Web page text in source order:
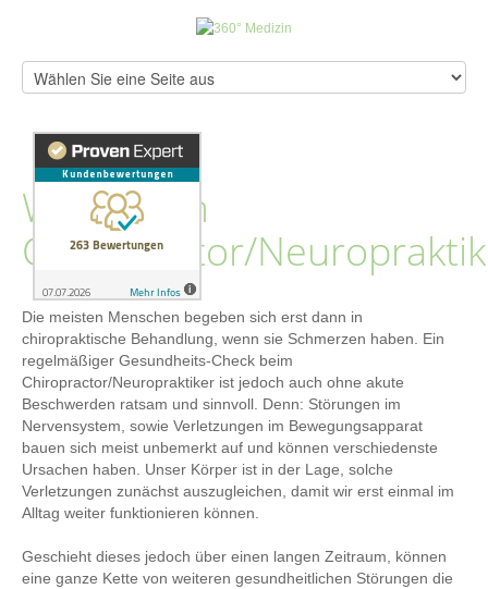
Wann zum
Chiropractor/
Die meisten Menschen begeben sich erst dann in
chiropraktische Behandlung, wenn sie Schmerzen haben. Ein
regelmäßiger Gesundheits-Check beim
Chiropractor/Neuropraktiker ist jedoch auch ohne akute
Beschwerden ratsam und sinnvoll. Denn: Störungen im
Nervensystem, sowie Verletzungen im Bewegungsapparat
bauen sich meist unbemerkt auf und können verschiedenste
Ursachen haben. Unser Körper ist in der Lage, solche
Verletzungen zunächst auszugleichen, damit wir erst einmal im
Alltag weiter funktionieren können.
Geschieht dieses jedoch über einen langen Zeitraum, können
eine ganze Kette von weiteren gesundheitlichen Störungen die